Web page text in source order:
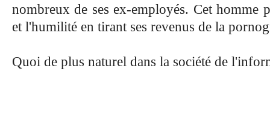
nombreux de ses ex-employés. Cet homme
et l'humilité en tirant ses revenus de la
Quoi de plus naturel dans la société de